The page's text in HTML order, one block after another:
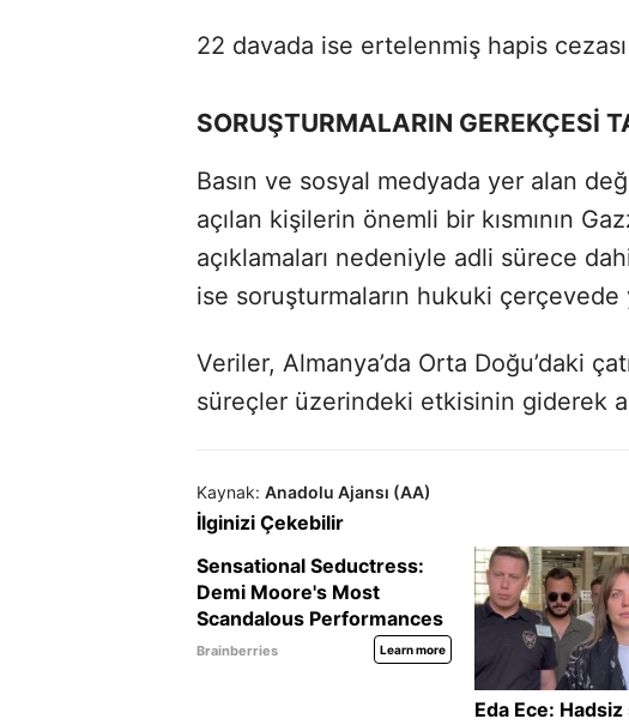
22 davada ise ertelenmiş hapis
SORUŞTURMALARIN GEREKÇESİ
Basın ve sosyal medyada yer alan
açılan kişilerin önemli bir kısmının
açıklamaları nedeniyle adli sürece
ise soruşturmaların hukuki
Veriler, Almanya’da Orta Doğu’daki
süreçler üzerindeki etkisinin giderek
Kaynak: Anadolu Ajansı (AA)